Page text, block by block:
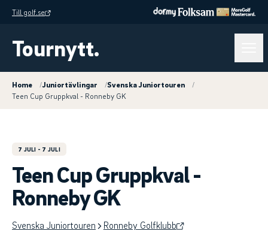
Till golf.se
Tournytt.
Home /Juniortävlingar /Svenska Juniortouren
/
Teen Cup Gruppkval - Ronneby GK
7 JULI - 7 JULI
Teen Cup Gruppkval -
Ronneby GK
Svenska Juniortouren Ronneby Golfklubb